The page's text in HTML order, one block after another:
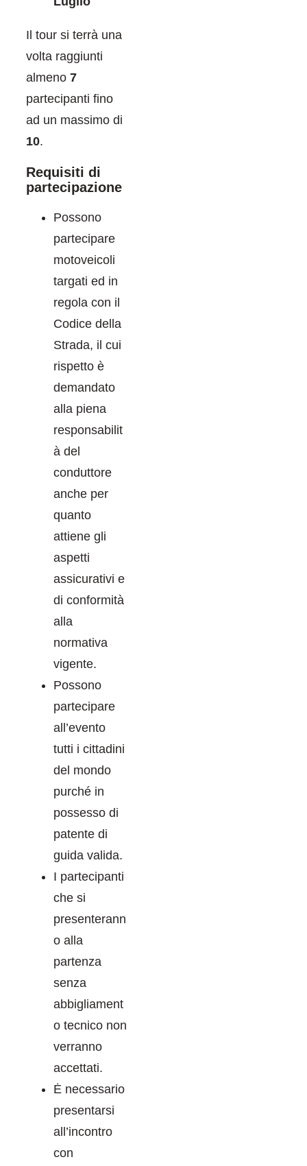
Il tour si terrà una
volta raggiunti
almeno 7
partecipanti fino
ad un massimo di
10.
Requisiti di
partecipazione
Possono
partecipare
motoveicoli
targati ed in
regola con il
Codice della
Strada, il cui
rispetto è
demandato
alla piena
responsabilit
à del
conduttore
anche per
quanto
attiene gli
aspetti
assicurativi e
di conformità
alla
normativa
vigente.
Possono
partecipare
all’evento
tutti i cittadini
del mondo
purché in
possesso di
patente di
guida valida.
I partecipanti
che si
presenterann
o alla
partenza
senza
abbigliament
o tecnico non
verranno
accettati.
Ė necessario
presentarsi
all’incontro
con